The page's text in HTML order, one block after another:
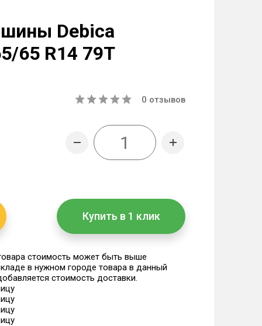
Debica
65 R14 79T
0 отзывов
Купить в 1 клик
стоимость может быть выше
в нужном городе товара в данный
стоимость доставки.